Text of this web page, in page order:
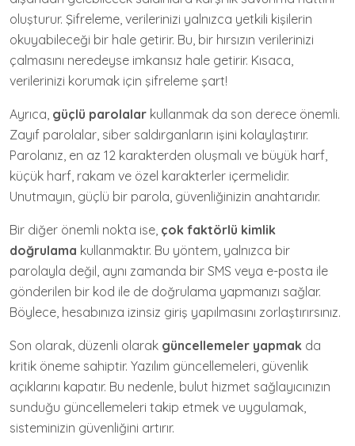
oluşturur. Şifreleme, verilerinizi yalnızca yetkili kişilerin
okuyabileceği bir hale getirir. Bu, bir hırsızın verilerinizi
çalmasını neredeyse imkansız hale getirir. Kısaca,
verilerinizi korumak için şifreleme şart!
Ayrıca, güçlü parolalar kullanmak da son derece önemli.
Zayıf parolalar, siber saldırganların işini kolaylaştırır.
Parolanız, en az 12 karakterden oluşmalı ve büyük harf,
küçük harf, rakam ve özel karakterler içermelidir.
Unutmayın, güçlü bir parola, güvenliğinizin anahtarıdır.
Bir diğer önemli nokta ise, çok faktörlü kimlik
doğrulama kullanmaktır. Bu yöntem, yalnızca bir
parolayla değil, aynı zamanda bir SMS veya e-posta ile
gönderilen bir kod ile de doğrulama yapmanızı sağlar.
Böylece, hesabınıza izinsiz giriş yapılmasını zorlaştırırsınız.
Son olarak, düzenli olarak güncellemeler yapmak da
kritik öneme sahiptir. Yazılım güncellemeleri, güvenlik
açıklarını kapatır. Bu nedenle, bulut hizmet sağlayıcınızın
sunduğu güncellemeleri takip etmek ve uygulamak,
sisteminizin güvenliğini artırır.